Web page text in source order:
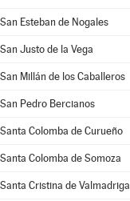
San Esteban de Nogales
San Justo de la Vega
San Millán de los Caballeros
San Pedro Bercianos
Santa Colomba de Curueño
Santa Colomba de Somoza
Santa Cristina de Valmadrigal